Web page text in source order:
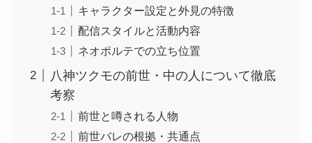
キャラクター設定と外見の特徴
配信スタイルと活動内容
ネオポルテでの立ち位置
八神ツクモの前世・中の人について徹底
考察
前世と噂される人物
前世バレの根拠・共通点